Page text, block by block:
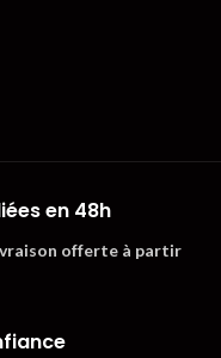
en 48h
offerte à partir